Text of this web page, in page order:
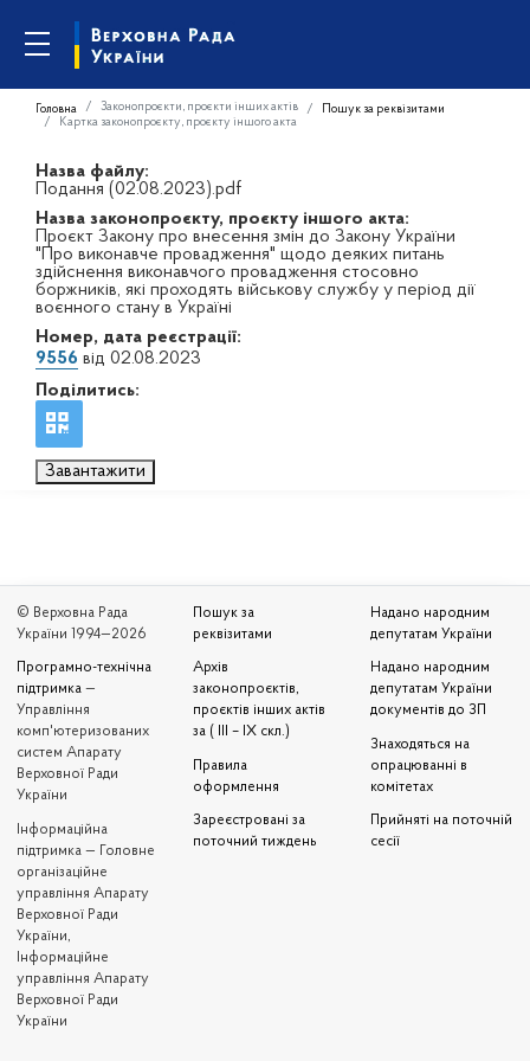
Головна Законопроєкти, проєкти інших актів
Пошук за реквізитами
Картка законопроєкту, проєкту іншого акта
Назва файлу:
Подання (02.08.2023).pdf
Назва законопроєкту, проєкту іншого акта:
Проєкт Закону про внесення змін до Закону України
"Про виконавче провадження" щодо деяких питань
здійснення виконавчого провадження стосовно
боржників, які проходять військову службу у період дії
воєнного стану в Україні
Номер, дата реєстрації:
9556 від 02.08.2023
Поділитись:
Завантажити
© Верховна Рада
України 1994—2026
Програмно-технічна
підтримка —
Управління
комп'ютеризованих
систем Апарату
Верховної Ради
України
Iнформаційна
підтримка — Головне
організаційне
управління Апарату
Верховної Ради
України,
Інформаційне
управління Апарату
Верховної Ради
України
Пошук за
реквізитами
Архів
законопроєктів,
проєктів інших актів
за ( III – IX скл.)
Правила
оформлення
Зареєстровані за
поточний тиждень
Надано народним
депутатам України
Надано народним
депутатам України
документів до ЗП
Знаходяться на
опрацюванні в
комітетах
Прийняті на поточній
сесії